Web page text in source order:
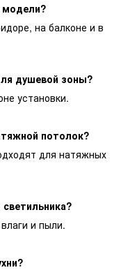
модели?
на балконе и в
душевой зоны?
установки.
потолок?
для натяжных
и пыли.